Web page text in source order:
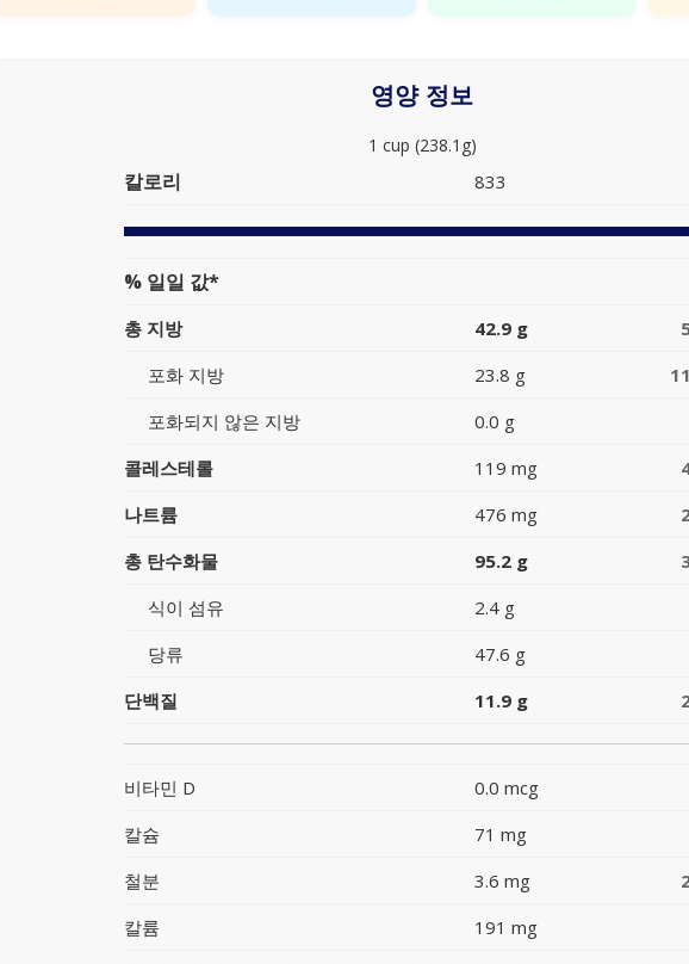
영양 정보
1 cup (238.1g)
칼로리 833
% 일일 값*
총 지방 42.9 g
포화 지방
23.8 g
포화되지 않은 지방
0.0 g
콜레스테롤
119 mg
나트륨
476 mg
총 탄수화물
95.2 g
식이 섬유
2.4 g
당류
47.6 g
단백질
11.9 g
비타민 D
0.0 mcg
칼슘
71 mg
철분
3.6 mg
칼륨
191 mg